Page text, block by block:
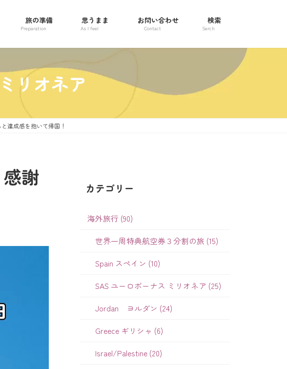
旅の準備
Preparation
思うまま
As I feel
お問い合わせ
Contact
検索
Serch
リオネア
達成感を抱いて帰国！
謝
カテゴリー
海外旅行 (90)
世界一周特典航空券３分割の旅 (15)
Spain スペイン (10)
SAS ユーロボーナス ミリオネア (25)
Jordan ヨルダン (24)
Greece ギリシャ (6)
Israel/Palestine (20)